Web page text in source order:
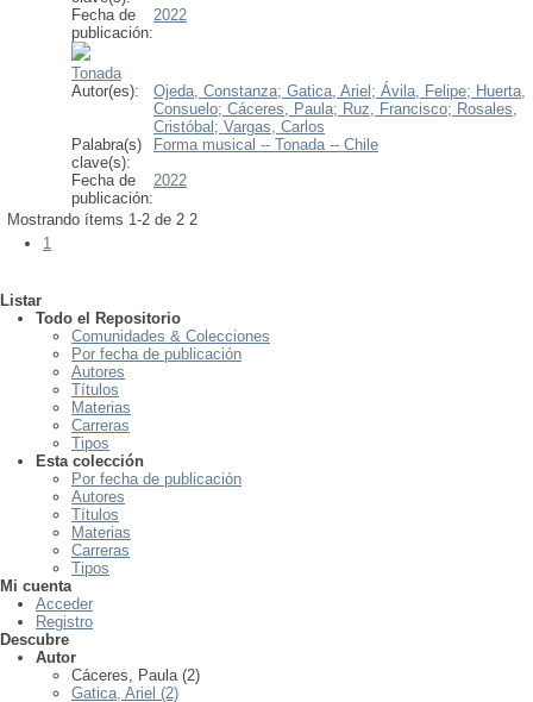
Fecha de
publicación:
2022
Tonada
Autor(es):
Ojeda, Constanza; Gatica, Ariel; Ávila, Felipe; Huerta,
Consuelo; Cáceres, Paula; Ruz, Francisco; Rosales,
Cristóbal; Vargas, Carlos
Palabra(s)
clave(s):
Forma musical -- Tonada -- Chile
Fecha de
publicación:
2022
Mostrando ítems 1-2 de 2 2
1
Listar
Todo el Repositorio
Comunidades & Colecciones
Por fecha de publicación
Autores
Títulos
Materias
Carreras
Tipos
Esta colección
Por fecha de publicación
Autores
Títulos
Materias
Carreras
Tipos
Mi cuenta
Acceder
Registro
Descubre
Autor
Cáceres, Paula (2)
Gatica, Ariel (2)